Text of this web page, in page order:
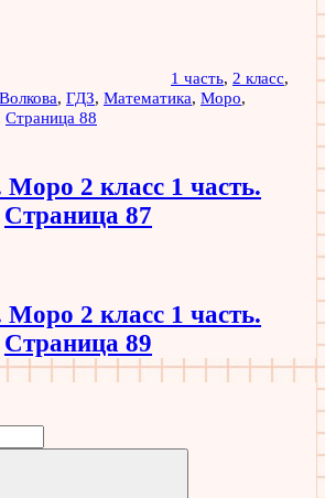
1 часть, 2 класс,
Волкова, ГДЗ, Математика, Моро,
Страница 88
2 класс 1 часть.
Страница 87
2 класс 1 часть.
Страница 89